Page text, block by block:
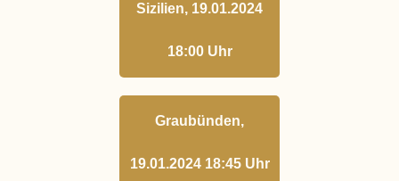
Sizilien, 19.01.2024
18:00 Uhr
Graubünden,
19.01.2024 18:45 Uhr